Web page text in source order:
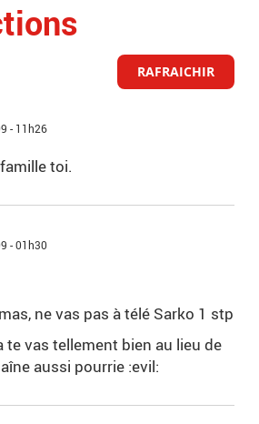
RAFRAICHIR
- 11h26
toi.
- 01h30
ne vas pas à télé Sarko 1 stp
te vas tellement bien au lieu de
aussi pourrie :evil: